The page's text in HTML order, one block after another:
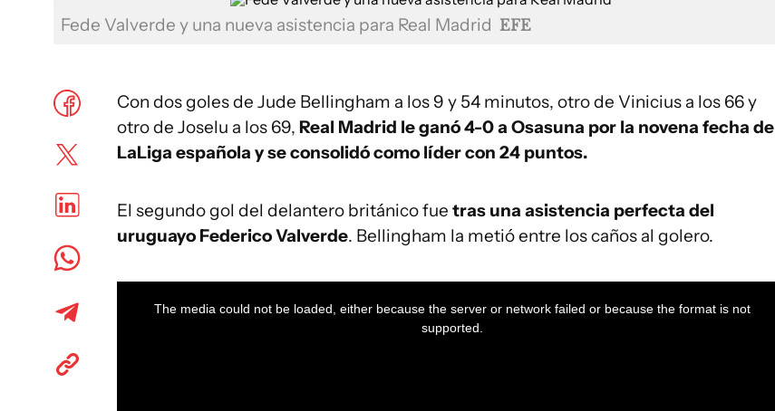
Fede Valverde y una nueva asistencia para Real Madrid EFE
Con dos goles de Jude Bellingham a los 9 y 54 minutos, otro de Vinicius a los 66 y
otro de Joselu a los 69, Real Madrid le ganó 4-0 a Osasuna por la novena fecha de
LaLiga española y se consolidó como líder con 24 puntos.
El segundo gol del delantero británico fue tras una asistencia perfecta del
uruguayo Federico Valverde. Bellingham la metió entre los caños al golero.
The media could not be loaded, either because the server or network failed or because the format is not
supported.